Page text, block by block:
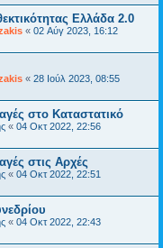
Ελλάδα 2.0
« 02 Αύγ 2023, 16:12
« 28 Ιούλ 2023, 08:55
στο Καταστατικό
« 04 Οκτ 2022, 22:56
στις Αρχές
« 04 Οκτ 2022, 22:51
« 04 Οκτ 2022, 22:43